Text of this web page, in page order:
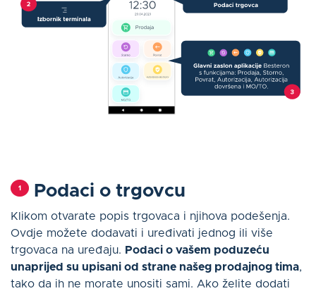
Podaci o trgovcu
Klikom otvarate popis trgovaca i njihova podešenja.
Ovdje možete dodavati i uređivati jednog ili više
trgovaca na uređaju. Podaci o vašem poduzeću
unaprijed su upisani od strane našeg prodajnog tima,
tako da ih ne morate unositi sami. Ako želite dodati